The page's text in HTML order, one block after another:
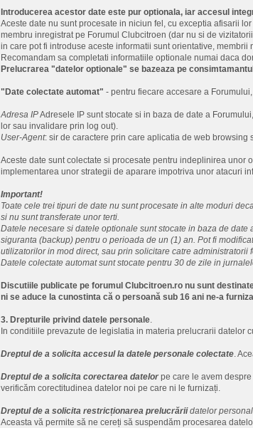
Introducerea acestor date este pur optionala, iar accesul
Aceste date nu sunt procesate in niciun fel, cu exceptia afisarii
membru inregistrat pe Forumul Clubcitroen (dar nu si de
in care pot fi introduse aceste informatii sunt orientative,
Recomandam sa completati informatiile optionale numai daca
Prelucrarea "datelor optionale" se bazeaza pe
"Date colectate automat" - pentru fiecare accesare a
Adresa IPAdresele IP sunt stocate si in baza de date a
lor sau invalidare prin log out).
User-Agent: sir de caractere prin care aplicatia de web browsing
Aceste date sunt colectate si procesate pentru indeplinirea
implementarea unor strategii de aparare impotriva unor atacuri
Important!
Toate cele trei tipuri de date nu sunt procesate in alte moduri
si nu sunt transferate unor terti.
Datele necesare si datele optionale sunt stocate in baza de
siguranta (backup) pentru o perioada de un (1) an. Pot fi
utilizatorilor in mod direct, sau prin solicitare catre administratorii
Datele colectate automat sunt stocate pentru 30 de zile in
Discutiile publicate pe forumul Clubcitroen.ro nu sunt
ni se aduce la cunostinta că o persoană sub 16 ani ne-a
3. Drepturile privind datele personale.
In conditiile prevazute de legislatia in materia prelucrarii datelor
Dreptul de a solicita accesul la datele personale colectate.
Dreptul de a solicita corectarea datelor pe care le avem
verificăm corectitudinea datelor noi pe care ni le furnizați.
Dreptul de a solicita restricționarea prelucrăriidatelor
Aceasta vă permite să ne cereți să suspendăm procesarea